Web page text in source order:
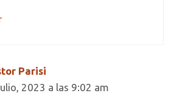
Parisi
2023 a las 9:02 am